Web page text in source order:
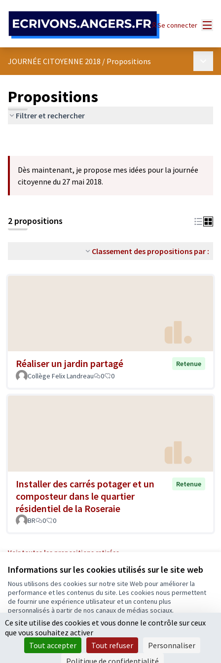
Informations sur les cookies utilisés sur le site web
Nous utilisons des cookies sur notre site Web pour améliorer la
performance et les contenus du site. Les cookies nous permettent
de fournir une expérience utilisateur et un contenu plus
personnalisés à partir de nos canaux de médias sociaux.
Tout accepter
Accepter seulement les cookies essentiels
Paramètres
Se connecter
JOURNÉE CITOYENNE 2018 / Propositions
Propositions
Filtrer et rechercher
Dès maintenant, je propose mes idées pour la journée
citoyenne du 27 mai 2018.
2 propositions
Classement des propositions par :
Réaliser un jardin partagé
Retenue
Collège Felix Landreau
0 0
Installer des carrés potager et un
composteur dans le quartier
résidentiel de la Roseraie
Retenue
BR 0 0
Voir toutes les propositions retirées
Conditions d'utilisation
Paramètres des cookies
Ecrivons Angers sur X
(Lien externe)
Ecrivons Angers sur Facebook
(Lien externe)
logiciel libre Decidim .
Licence
(Lien
Ce site utilise des cookies et vous donne le contrôle sur ceux
que vous souhaitez activer
Tout accepter
Tout refuser
Personnaliser
Politique de confidentialité